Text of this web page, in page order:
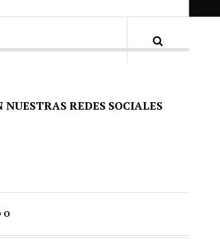
NUESTRAS REDES SOCIALES